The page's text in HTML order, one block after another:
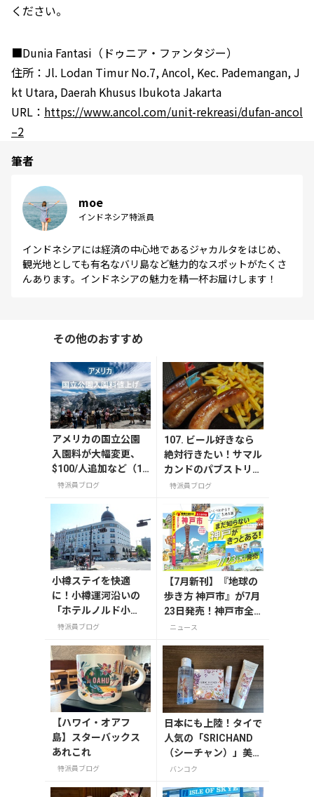
ください。
■Dunia Fantasi（ドゥニア・ファンタジー）
住所：Jl. Lodan Timur No.7, Ancol, Kec. Pademangan, J
kt Utara, Daerah Khusus Ibukota Jakarta
URL： https://www.ancol.com/unit-rekreasi/dufan-ancol
–2
筆者
moe
インドネシア特派員
インドネシアには経済の中心地であるジャカルタをはじめ、
観光地としても有名なバリ島など魅力的なスポットがたくさ
んあります。インドネシアの魅力を精一杯お届けします！
その他のおすすめ
アメリカの国立公園
入園料が大幅変更、
$100/人追加など（1
月更新）
特派員ブログ
107. ビール好きなら
絶対行きたい！サマル
カンドのパブストリー
トとおすすめ飲み屋
特派員ブログ
小樽ステイを快適
に！小樽運河沿いの
「ホテルノルド小
樽」～客室編
特派員ブログ
【7月新刊】『地球の
歩き方 神戸市』が7月
23日発売！神戸市全9
区を網羅した、KOBE
ニュース
【ハワイ・オアフ
島】スターバックス
あれこれ
特派員ブログ
日本にも上陸！タイで
人気の「SRICHAND
（シーチャン）」美容
グッズ情報
バンコク